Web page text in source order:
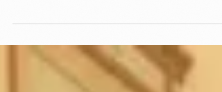
mutige und hellsichtige Schreiner Georg Elser
Bürgerbräukeller...